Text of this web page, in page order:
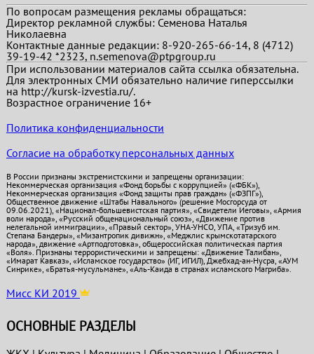
По вопросам размещения рекламы обращаться:
Директор рекламной службы: Семенова Наталья
Николаевна
Контактные данные редакции: 8-920-265-66-14, 8 (4712)
39-19-42 *2323, n.semenova@ptpgroup.ru
При использовании материалов сайта ссылка обязательна.
Для электронных СМИ обязательно наличие гиперссылки
на http://kursk-izvestia.ru/.
Возрастное ограничение 16+
Политика конфиденциальности
Согласие на обработку персональных данных
В России признаны экстремистскими и запрещены организации:
Некоммерческая организация «Фонд борьбы с коррупцией» («ФБК»),
Некоммерческая организация «Фонд защиты прав граждан» («ФЗПГ»),
Общественное движение «Штабы Навального» (решение Мосгорсуда от
09.06.2021), «Национал-большевистская партия», «Свидетели Иеговы», «Армия
воли народа», «Русский общенациональный союз», «Движение против
нелегальной иммиграции», «Правый сектор», УНА-УНСО, УПА, «Тризуб им.
Степана Бандеры», «Мизантропик дивижн», «Меджлис крымскотатарского
народа», движение «Артподготовка», общероссийская политическая партия
«Воля». Признаны террористическими и запрещены: «Движение Талибан»,
«Имарат Кавказ», «Исламское государство» (ИГ, ИГИЛ), Джебхад-ан-Нусра, «АУМ
Синрике», «Братья-мусульмане», «Аль-Каида в странах исламского Магриба».
Мисс КИ 2019
ОСНОВНЫЕ РАЗДЕЛЫ